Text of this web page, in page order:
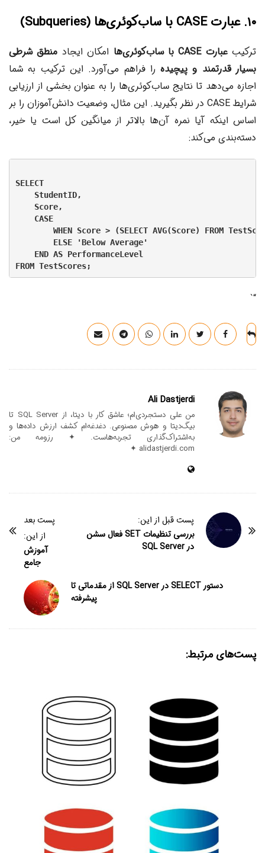
۱۰. عبارت CASE با ساب‌کوئری‌ها (Subqueries)
ترکیبعبارت CASE با ساب‌کوئری‌ها امکان ایجاد منطق شرطی
بسیار قدرتمند و پیچیدهرا فراهم می‌آورد. این ترکیب به شما
اجازه می‌دهد تا نتایج ساب‌کوئری‌ها را به عنوان بخشی از ارزیابی
شرایط CASE در نظر بگیرید. این مثال، وضعیت دانش‌آموزان را بر
اساس اینکه آیا نمره آن‌ها بالاتر از میانگین کل است یا خیر،
دسته‌بندی می‌کند:
SELECT
    StudentID,
    Score,
    CASE
WHEN Score > (SELECT AVG(Score) FROM
        ELSE 'Below Average'
    END AS PerformanceLevel
“`
Ali Dastjerdi
من علی دستجردی‌ام؛ عاشق کار با دیتا، از SQL Server تا
بیگ‌دیتا و هوش مصنوعی. دغدغه‌ام کشف ارزش داده‌ها و
به‌اشتراک‌گذاری تجربه‌هاست. ✦ رزومه من:
alidastjerdi.com ✦
پست قبل از این:
بررسی تنظیمات SET فعال سشن
در SQL Server
پست بعد
از این:
آموزش
جامع
دستور SELECT در SQL Server از مقدماتی تا
پیشرفته
پست‌های مرتبط: